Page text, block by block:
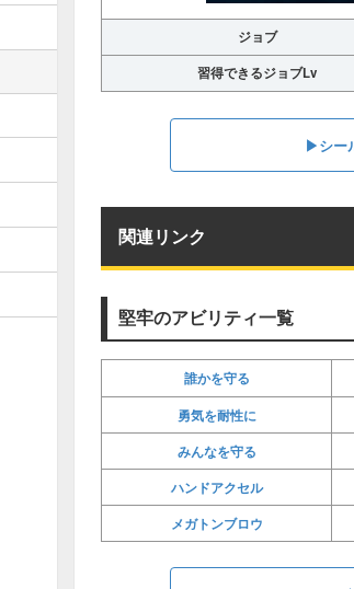
ジョブ
習得できるジョブLv
▶︎シー
関連リンク
堅牢のアビリティ一覧
誰かを守る
勇気を耐性に
みんなを守る
ハンドアクセル
メガトンブロウ